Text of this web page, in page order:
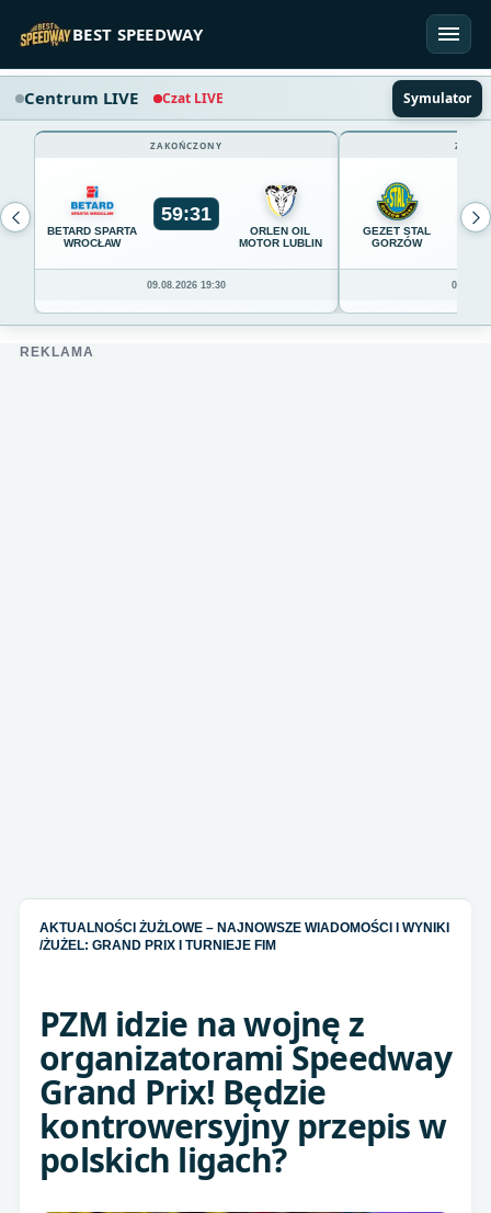
BEST SPEEDWAY
Centrum LIVE Czat LIVE Symulator
ZAKOŃCZONY
BETARD SPARTA
WROCŁAW
59:31
ORLEN OIL
MOTOR LUBLIN
09.08.2026 19:30
GEZET STAL
GORZÓW
54
REKLAMA
AKTUALNOŚCI ŻUŻLOWE – NAJNOWSZE WIADOMOŚCI I WYNIKI
/ŻUŻEL: GRAND PRIX I TURNIEJE FIM
PZM idzie na wojnę z
organizatorami Speedway
Grand Prix! Będzie
kontrowersyjny przepis w
polskich ligach?